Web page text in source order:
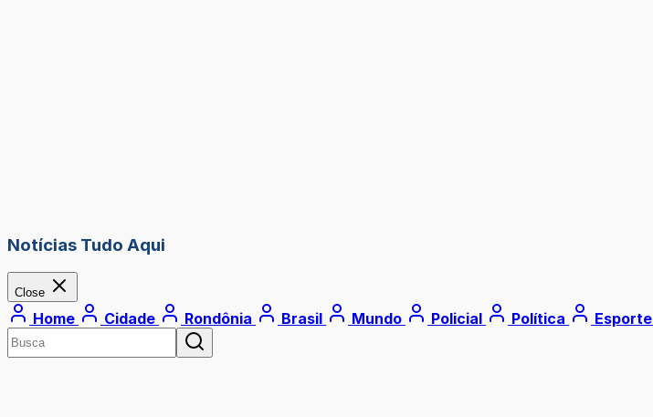
Notícias Tudo Aqui
Close
Home Cidade Rondônia Brasil Mundo Policial Política Esporte